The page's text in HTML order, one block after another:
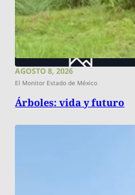
AGOSTO 8, 2026
El Monitor Estado de México
Árboles: vida y futuro